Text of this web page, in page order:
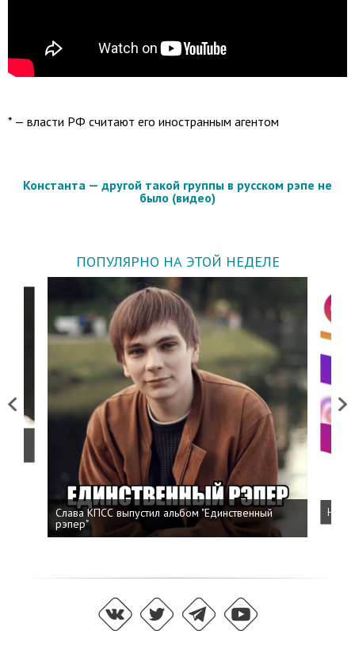
* — власти РФ считают его иностранным агентом
Константа — другой такой группы в русском рэпе не
было (видео)
ПОПУЛЯРНО НА ЭТОЙ НЕДЕЛЕ
Previous
Слава КПСС выпустил альбом "Единственный
рэпер"
Next